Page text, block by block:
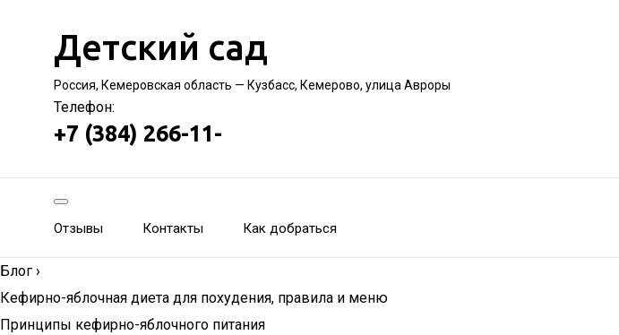
Детский сад
Россия, Кемеровская область — Кузбасс, Кемерово, улица Авроры
Телефон:
+7 (384) 266-11-
Отзывы Контакты Как добраться
Блог ›
Кефирно-яблочная диета для похудения, правила и меню
Принципы кефирно-яблочного питания